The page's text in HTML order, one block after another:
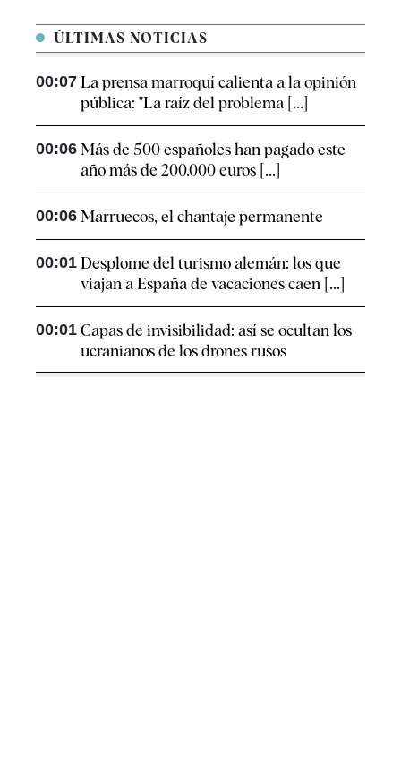
ÚLTIMAS NOTICIAS
00:07 La prensa marroquí calienta a la opinión
pública: "La raíz del problema [...]
00:06 Más de 500 españoles han pagado este
año más de 200.000 euros [...]
00:06 Marruecos, el chantaje permanente
00:01 Desplome del turismo alemán: los que
viajan a España de vacaciones caen [...]
00:01 Capas de invisibilidad: así se ocultan los
ucranianos de los drones rusos